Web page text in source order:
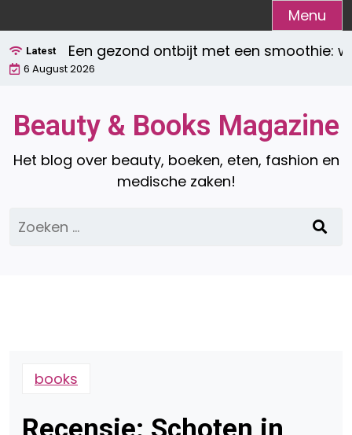
naar
de
inhoud
Menu
LatestEen gezond ontbijt met een smoothie:
6 August 2026
Beauty & Books Magazine
Het blog over beauty, boeken, eten, fashion en
medische zaken!
Zoeken
naar:
books